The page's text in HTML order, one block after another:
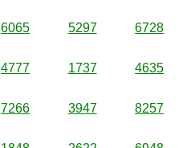
6065 5297 6728
4777 1737 4635
7266 3947 8257